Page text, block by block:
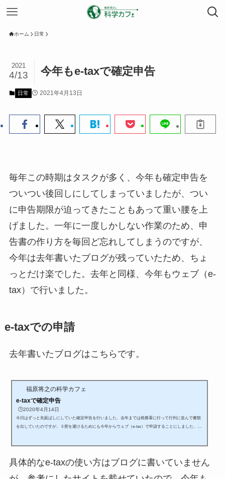
ホーム 日常
今年もe-taxで確定申告
2021
4/13
日常 2021年4月13日
毎年この時期はタスクが多く、今年も確定申告を
ついつい後回しにしてしまっていましたが、つい
に申告期限が迫ってきたこともあって重い腰を上
げました。一年に一度しかしない作業のため、申
告書の作り方を毎回ど忘れしてしまうのですが、
今年は去年書いたブログが残っていたため、ちょ
っとだけ楽でした。去年と同様、今年もウェブ（e-
tax）で行いました。
e-taxでの申請
去年書いたブログはこちらです。
福原将之の科学カフェ
e-taxで確定申告
🕒️2020年4月14日
今日はずっと先延ばしにしていた確定申告を行いました。去年までは税務署に行って行列に並んで書類
を出していたのですが、３密を避けるためにも今年からウェブ（e-tax）で申請することにしました。ウ
ブでの確定申告は想像よりもずっと簡...
具体的なe-taxの使い方はブログに書いていません